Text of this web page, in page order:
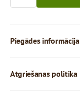
Piegādes informācija
Atgriešanas politika